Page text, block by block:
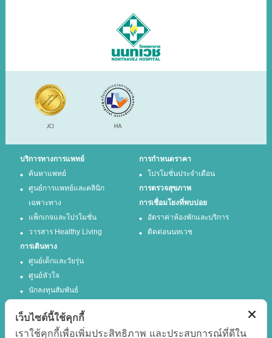
บริการทางการแพทย์
ค้นหาแพทย์
ศูนย์การแพทย์และคลินิก
เฉพาะทาง
แพ็กเกจและโปรโมชั่น
วารสาร Healthy Living
การกำหนดราคา
โปรโมชั่นประจำเดือน
การตรวจสุขภาพ
การเชื่อมโยงที่พบบ่อย
อัตราค่าห้องพักและบริการ
ติดต่อนนทเวช
การเดินทาง
ศูนย์เด็กและวัยรุ่น
ศูนย์หัวใจ
นักลงทุนสัมพันธ์
เว็บไซต์นี้ใช้คุกกี้
เราใช้คุกกี้เพื่อเพิ่มประสิทธิภาพ และประสบการณ์ที่ดีใน